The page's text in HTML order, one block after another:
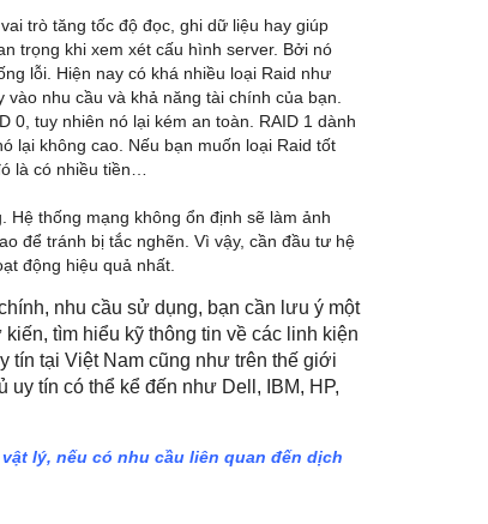
trò tăng tốc độ đọc, ghi dữ liệu hay giúp
trọng khi xem xét cấu hình server. Bởi nó
lỗi. Hiện nay có khá nhiều loại Raid như
nhu cầu và khả năng tài chính của bạn.
tuy nhiên nó lại kém an toàn. RAID 1 dành
lại không cao. Nếu bạn muốn loại Raid tốt
là có nhiều tiền…
Hệ thống mạng không ổn định sẽ làm ảnh
để tránh bị tắc nghẽn. Vì vậy, cần đầu tư hệ
động hiệu quả nhất.
nhu cầu sử dụng, bạn cần lưu ý một
tìm hiểu kỹ thông tin về các linh kiện
tín tại Việt Nam cũng như trên thế giới
tín có thể kể đến như Dell, IBM, HP,
lý, nếu có nhu cầu liên quan đến dịch